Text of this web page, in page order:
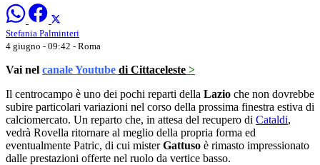
Stefania Palminteri
4 giugno - 09:42 - Roma
Vai nel canale Youtube di Cittaceleste >
Il centrocampo è uno dei pochi reparti della Lazio che non dovrebbe
subire particolari variazioni nel corso della prossima finestra estiva di
calciomercato. Un reparto che, in attesa del recupero di Cataldi,
vedrà Rovella ritornare al meglio della propria forma ed
eventualmente Patric, di cui misterGattuso è rimasto impressionato
dalle prestazioni offerte nel ruolo da vertice basso.